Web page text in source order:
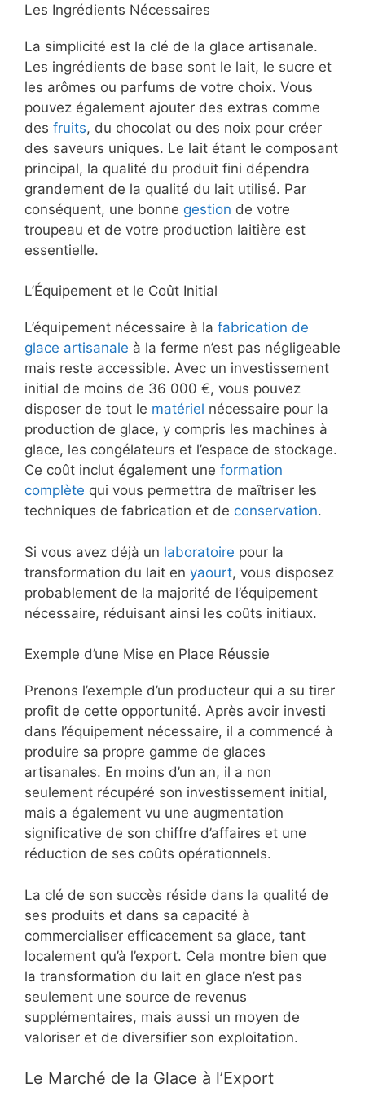
Les Ingrédients Nécessaires
La simplicité est la clé de la glace artisanale.
Les ingrédients de base sont le lait, le sucre et
les arômes ou parfums de votre choix. Vous
pouvez également ajouter des extras comme
des fruits, du chocolat ou des noix pour créer
des saveurs uniques. Le lait étant le composant
principal, la qualité du produit fini dépendra
grandement de la qualité du lait utilisé. Par
conséquent, une bonne gestion de votre
troupeau et de votre production laitière est
essentielle.
L’Équipement et le Coût Initial
L’équipement nécessaire à la fabrication de
glace artisanale à la ferme n’est pas négligeable
mais reste accessible. Avec un investissement
initial de moins de 36 000 €, vous pouvez
disposer de tout le matériel nécessaire pour la
production de glace, y compris les machines à
glace, les congélateurs et l’espace de stockage.
Ce coût inclut également une formation
complète qui vous permettra de maîtriser les
techniques de fabrication et de conservation.
Si vous avez déjà un laboratoire pour la
transformation du lait en yaourt, vous disposez
probablement de la majorité de l’équipement
nécessaire, réduisant ainsi les coûts initiaux.
Exemple d’une Mise en Place Réussie
Prenons l’exemple d’un producteur qui a su tirer
profit de cette opportunité. Après avoir investi
dans l’équipement nécessaire, il a commencé à
produire sa propre gamme de glaces
artisanales. En moins d’un an, il a non
seulement récupéré son investissement initial,
mais a également vu une augmentation
significative de son chiffre d’affaires et une
réduction de ses coûts opérationnels.
La clé de son succès réside dans la qualité de
ses produits et dans sa capacité à
commercialiser efficacement sa glace, tant
localement qu’à l’export. Cela montre bien que
la transformation du lait en glace n’est pas
seulement une source de revenus
supplémentaires, mais aussi un moyen de
valoriser et de diversifier son exploitation.
Le Marché de la Glace à l’Export